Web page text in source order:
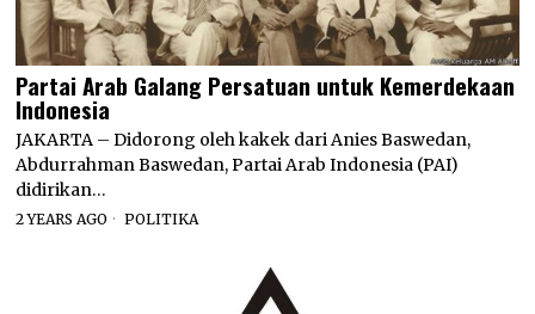
Partai Arab Galang Persatuan untuk Kemerdekaan
Indonesia
JAKARTA – Didorong oleh kakek dari Anies Baswedan,
Abdurrahman Baswedan, Partai Arab Indonesia (PAI)
didirikan…
2 YEARS AGO POLITIKA